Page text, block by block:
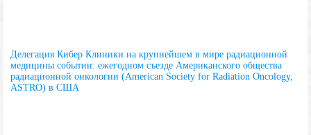
Делегация Кибер Клиники на крупнейшем в мире радиационной
медицины событии: ежегодном съезде Американского общества
радиационной онкологии (American Society for Radiation Oncology,
ASTRO) в США